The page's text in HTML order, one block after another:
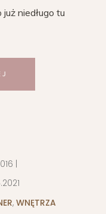
niedługo tu
|
, WNĘTRZA